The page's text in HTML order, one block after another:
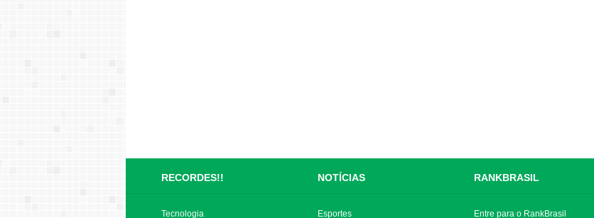
RECORDES!! NOTÍCIAS RANKBRASIL
Tecnologia Esportes Entre para o RankBrasil